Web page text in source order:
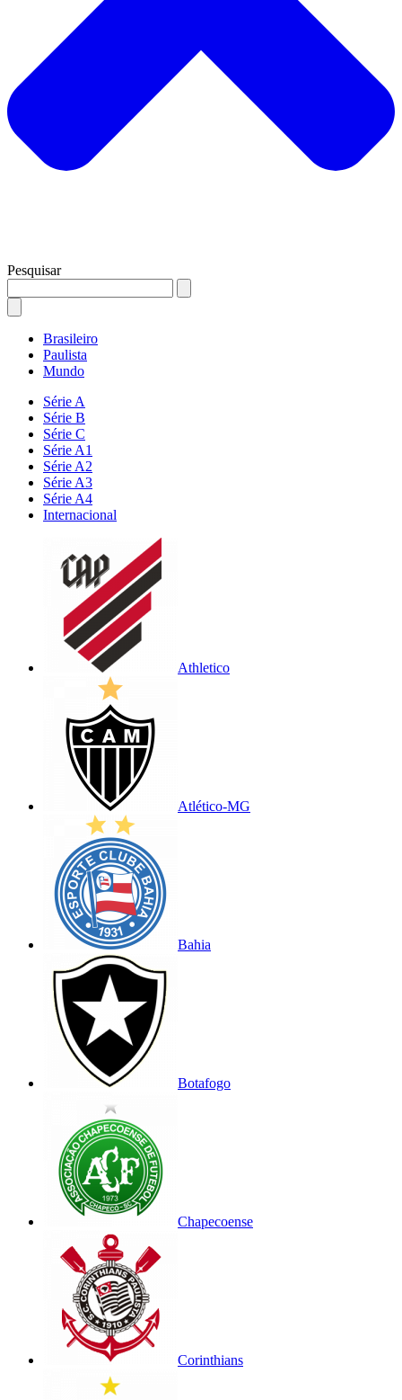
Pesquisar
Brasileiro
Paulista
Mundo
Série A
Série B
Série C
Série A1
Série A2
Série A3
Série A4
Internacional
Athletico
Atlético-MG
Bahia
Botafogo
Chapecoense
Corinthians